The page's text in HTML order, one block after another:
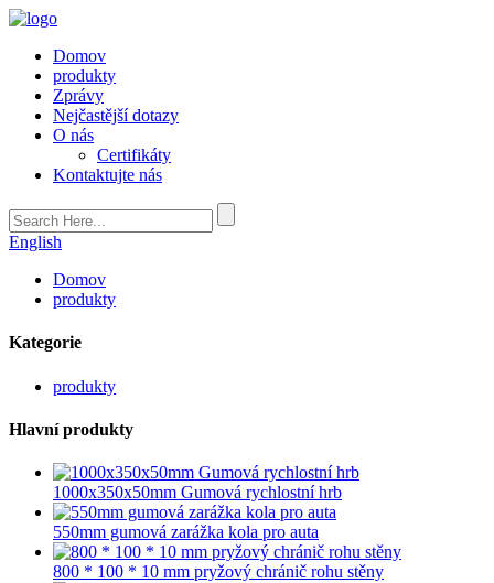
Domov
produkty
Zprávy
Nejčastější dotazy
O nás
Certifikáty
Kontaktujte nás
English
Domov
produkty
Kategorie
produkty
Hlavní produkty
1000x350x50mm Gumová rychlostní hrb
550mm gumová zarážka kola pro auta
800 * 100 * 10 mm pryžový chránič rohu stěny